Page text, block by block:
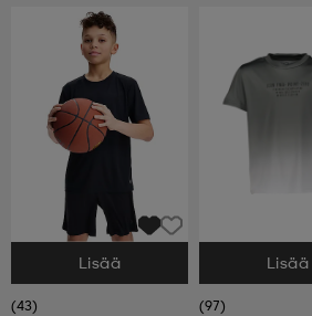
Valitse Koko
Lisää
(43)
Valitse Koko
Lisää
(97)